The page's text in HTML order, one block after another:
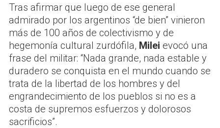
Tras afirmar que luego de ese general
admirado por los argentinos “de bien” vinieron
más de 100 años de colectivismo y de
hegemonía cultural zurdófila, Milei evocó una
frase del militar: “Nada grande, nada estable y
duradero se conquista en el mundo cuando se
trata de la libertad de los hombres y del
engrandecimiento de los pueblos si no es a
costa de supremos esfuerzos y dolorosos
sacrificios”.